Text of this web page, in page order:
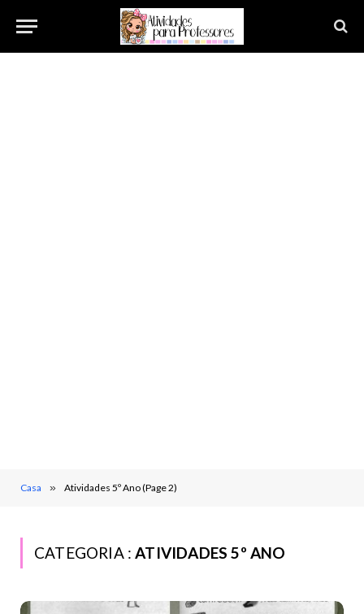
Casa » Atividades 5º Ano (Page 2)
CATEGORIA :ATIVIDADES 5º ANO